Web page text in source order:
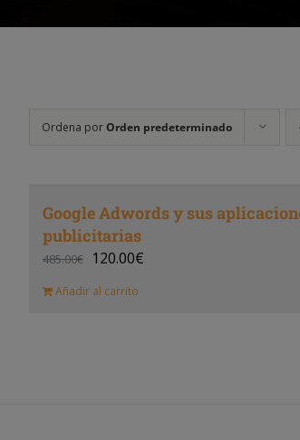
Ordena porOrden predeterminado
Google Adwords y sus
publicitarias
485.00€ 120.00€
Añadir al carrito